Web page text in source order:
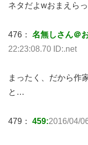
ネタだよwおまえら
476： 名無しさん＠
22:23:08.70 ID:.net
まったく、だから作
と…
479： 459:2016/04/